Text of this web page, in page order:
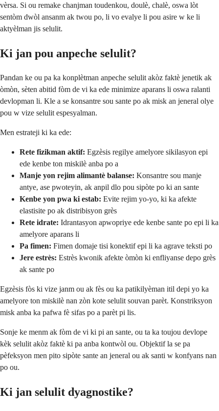
vèrsa. Si ou remake chanjman toudenkou, doulè, chalè, oswa lòt
sentòm dwòl ansanm ak twou po, li vo evalye li pou asire w ke li
aktyèlman jis selulit.
Ki jan pou anpeche selulit?
Pandan ke ou pa ka konplètman anpeche selulit akòz faktè jenetik ak
òmòn, sèten abitid fòm de vi ka ede minimize aparans li oswa ralanti
devlopman li. Kle a se konsantre sou sante po ak misk an jeneral olye
pou w vize selulit espesyalman.
Men estrateji ki ka ede:
Rete fizikman aktif: Egzèsis regilye amelyore sikilasyon epi
ede kenbe ton miskilè anba po a
Manje yon rejim alimantè balanse: Konsantre sou manje
antye, ase pwoteyin, ak anpil dlo pou sipòte po ki an sante
Kenbe yon pwa ki estab: Evite rejim yo-yo, ki ka afekte
elastisite po ak distribisyon grès
Rete idrate: Idrantasyon apwopriye ede kenbe sante po epi li ka
amelyore aparans li
Pa fimen: Fimen domaje tisi konektif epi li ka agrave teksti po
Jere estrès: Estrès kwonik afekte òmòn ki enfliyanse depo grès
ak sante po
Egzèsis fòs ki vize janm ou ak fès ou ka patikilyèman itil depi yo ka
amelyore ton miskilè nan zòn kote selulit souvan parèt. Konstriksyon
misk anba ka pafwa fè sifas po a parèt pi lis.
Sonje ke menm ak fòm de vi ki pi an sante, ou ta ka toujou devlope
kèk selulit akòz faktè ki pa anba kontwòl ou. Objektif la se pa
pèfeksyon men pito sipòte sante an jeneral ou ak santi w konfyans nan
po ou.
Ki jan selulit dyagnostike?